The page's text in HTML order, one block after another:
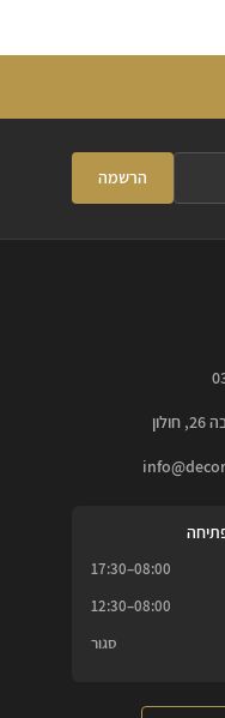
הרשמה
08:00–17:30
08:00–12:30
סגור